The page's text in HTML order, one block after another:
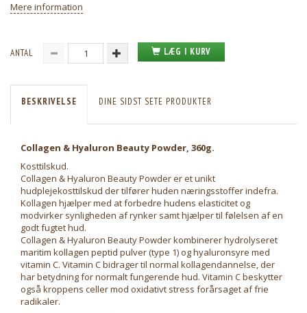
Mere information
ANTAL LÆG I KURV
BESKRIVELSE DINE SIDST SETE PRODUKTER
Collagen & Hyaluron Beauty Powder, 360g.
Kosttilskud.
Collagen & Hyaluron Beauty Powder er et unikt
hudplejekosttilskud der tilfører huden næringsstoffer indefra.
Kollagen hjælper med at forbedre hudens elasticitet og
modvirker synligheden af rynker samt hjælper til følelsen af en
godt fugtet hud.
Collagen & Hyaluron Beauty Powder kombinerer hydrolyseret
maritim kollagen peptid pulver (type 1) og hyaluronsyre med
vitamin C. Vitamin C bidrager til normal kollagendannelse, der
har betydning for normalt fungerende hud. Vitamin C beskytter
også kroppens celler mod oxidativt stress forårsaget af frie
radikaler.